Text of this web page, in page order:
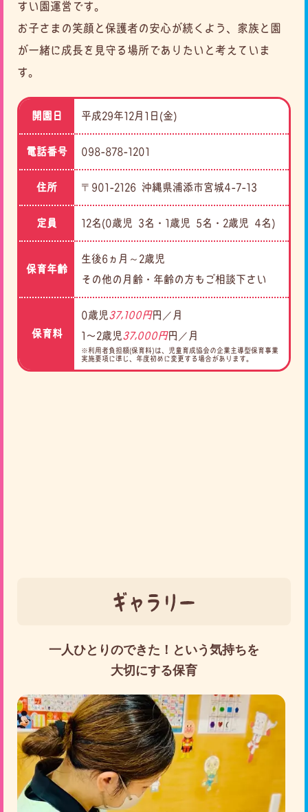
すい園運営です。
お子さまの笑顔と保護者の安心が続くよう、家族と園
が一緒に成長を見守る場所でありたいと考えていま
す。
開園日 平成29年12月1日(金)
電話番号 098-878-1201
住所 〒901-2126 沖縄県浦添市宮城4-7-13
定員 12名(0歳児 3名・1歳児 5名・2歳児 4名)
保育年齢
生後6ヵ月～2歳児
その他の月齢・年齢の方もご相談下さい
保育料
0歳児37,100円円／月
1〜2歳児37,000円円／月
※利用者負担額(保育料)は、児童育成協会の企業主導型保育事業
実施要項に準じ、年度初めに変更する場合があります。
一人ひとりのできた！という気持ちを
大切にする保育